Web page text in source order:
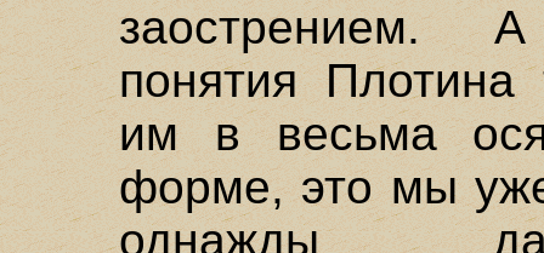
заострением.
понятия Плотина
им в весьма
форме, это мы
однажды